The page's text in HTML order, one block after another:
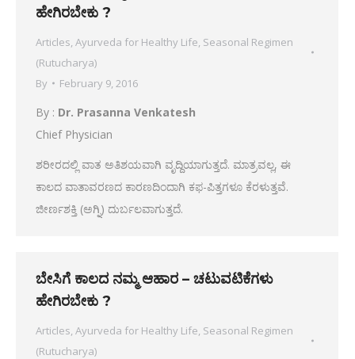
ಹೇಗಿರಬೇಕು ?
Articles, Ayurveda for Healthy Life, Seasonal Regimen
(Rutucharya)
By
February 9, 2016
By : Dr. Prasanna Venkatesh
Chief Physician
ಶರೀರದಲ್ಲಿ ವಾತ ಅತಿಶಯವಾಗಿ ವೃದ್ದಿಯಾಗುತ್ತದೆ. ಮಾತ್ರವಲ್ಲ, ಈ
ಕಾಲದ ವಾತಾವರಣದ ಕಾರಣದಿಂದಾಗಿ ಕಫ-ಪಿತ್ತಗಳೂ ಕೆರಳುತ್ತವೆ.
ಜೀರ್ಣಶಕ್ತಿ (ಅಗ್ನಿ) ದುರ್ಬಲವಾಗುತ್ತದೆ.
ಬೇಸಿಗೆ ಕಾಲದ ನಮ್ಮ ಆಹಾರ – ಚಟುವಟಿಕೆಗಳು
ಹೇಗಿರಬೇಕು ?
Articles, Ayurveda for Healthy Life, Seasonal Regimen
(Rutucharya)